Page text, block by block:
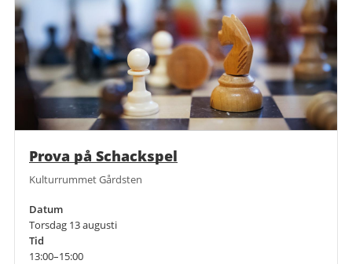
Prova på Schackspel
Kulturrummet Gårdsten
Datum
Torsdag 13 augusti
Tid
13:00–15:00